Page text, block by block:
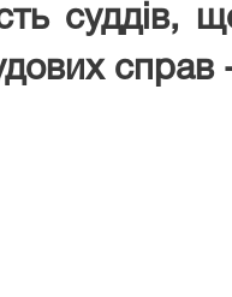
суддів,
справ